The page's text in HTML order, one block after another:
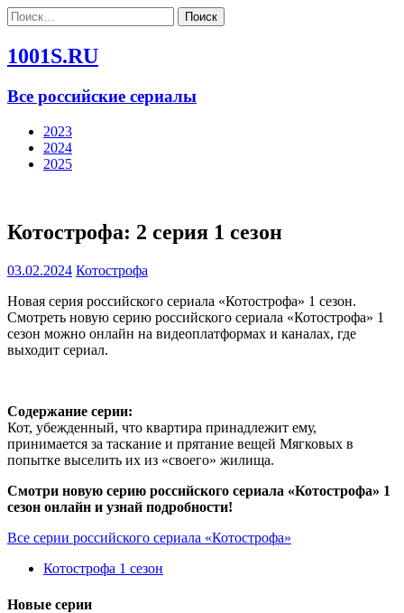
Найти:
1001S.RU
Все российские сериалы
2023
2024
2025
Котострофа: 2 серия 1 сезон
03.02.2024 Котострофа
Новая серия российского сериала «Котострофа» 1 сезон.
Смотреть новую серию российского сериала «Котострофа» 1
сезон можно онлайн на видеоплатформах и каналах, где
выходит сериал.
Содержание серии:
Кот, убежденный, что квартира принадлежит ему,
принимается за таскание и прятание вещей Мягковых в
попытке выселить их из «своего» жилища.
Смотри новую серию российского сериала «Котострофа» 1
сезон онлайн и узнай подробности!
Все серии российского сериала «Котострофа»
Котострофа 1 сезон
Новые серии